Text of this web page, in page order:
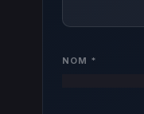
NOM *